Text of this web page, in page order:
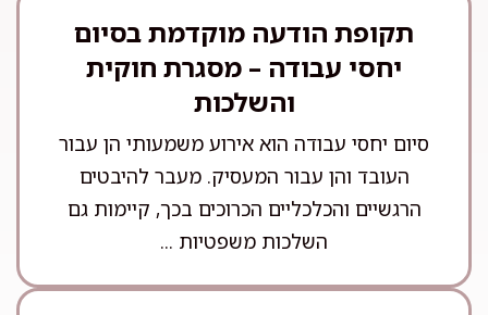
תקופת הודעה מוקדמת בסיום
יחסי עבודה – מסגרת חוקית
והשלכות
סיום יחסי עבודה הוא אירוע משמעותי הן עבור
העובד והן עבור המעסיק. מעבר להיבטים
הרגשיים והכלכליים הכרוכים בכך, קיימות גם
השלכות משפטיות ...